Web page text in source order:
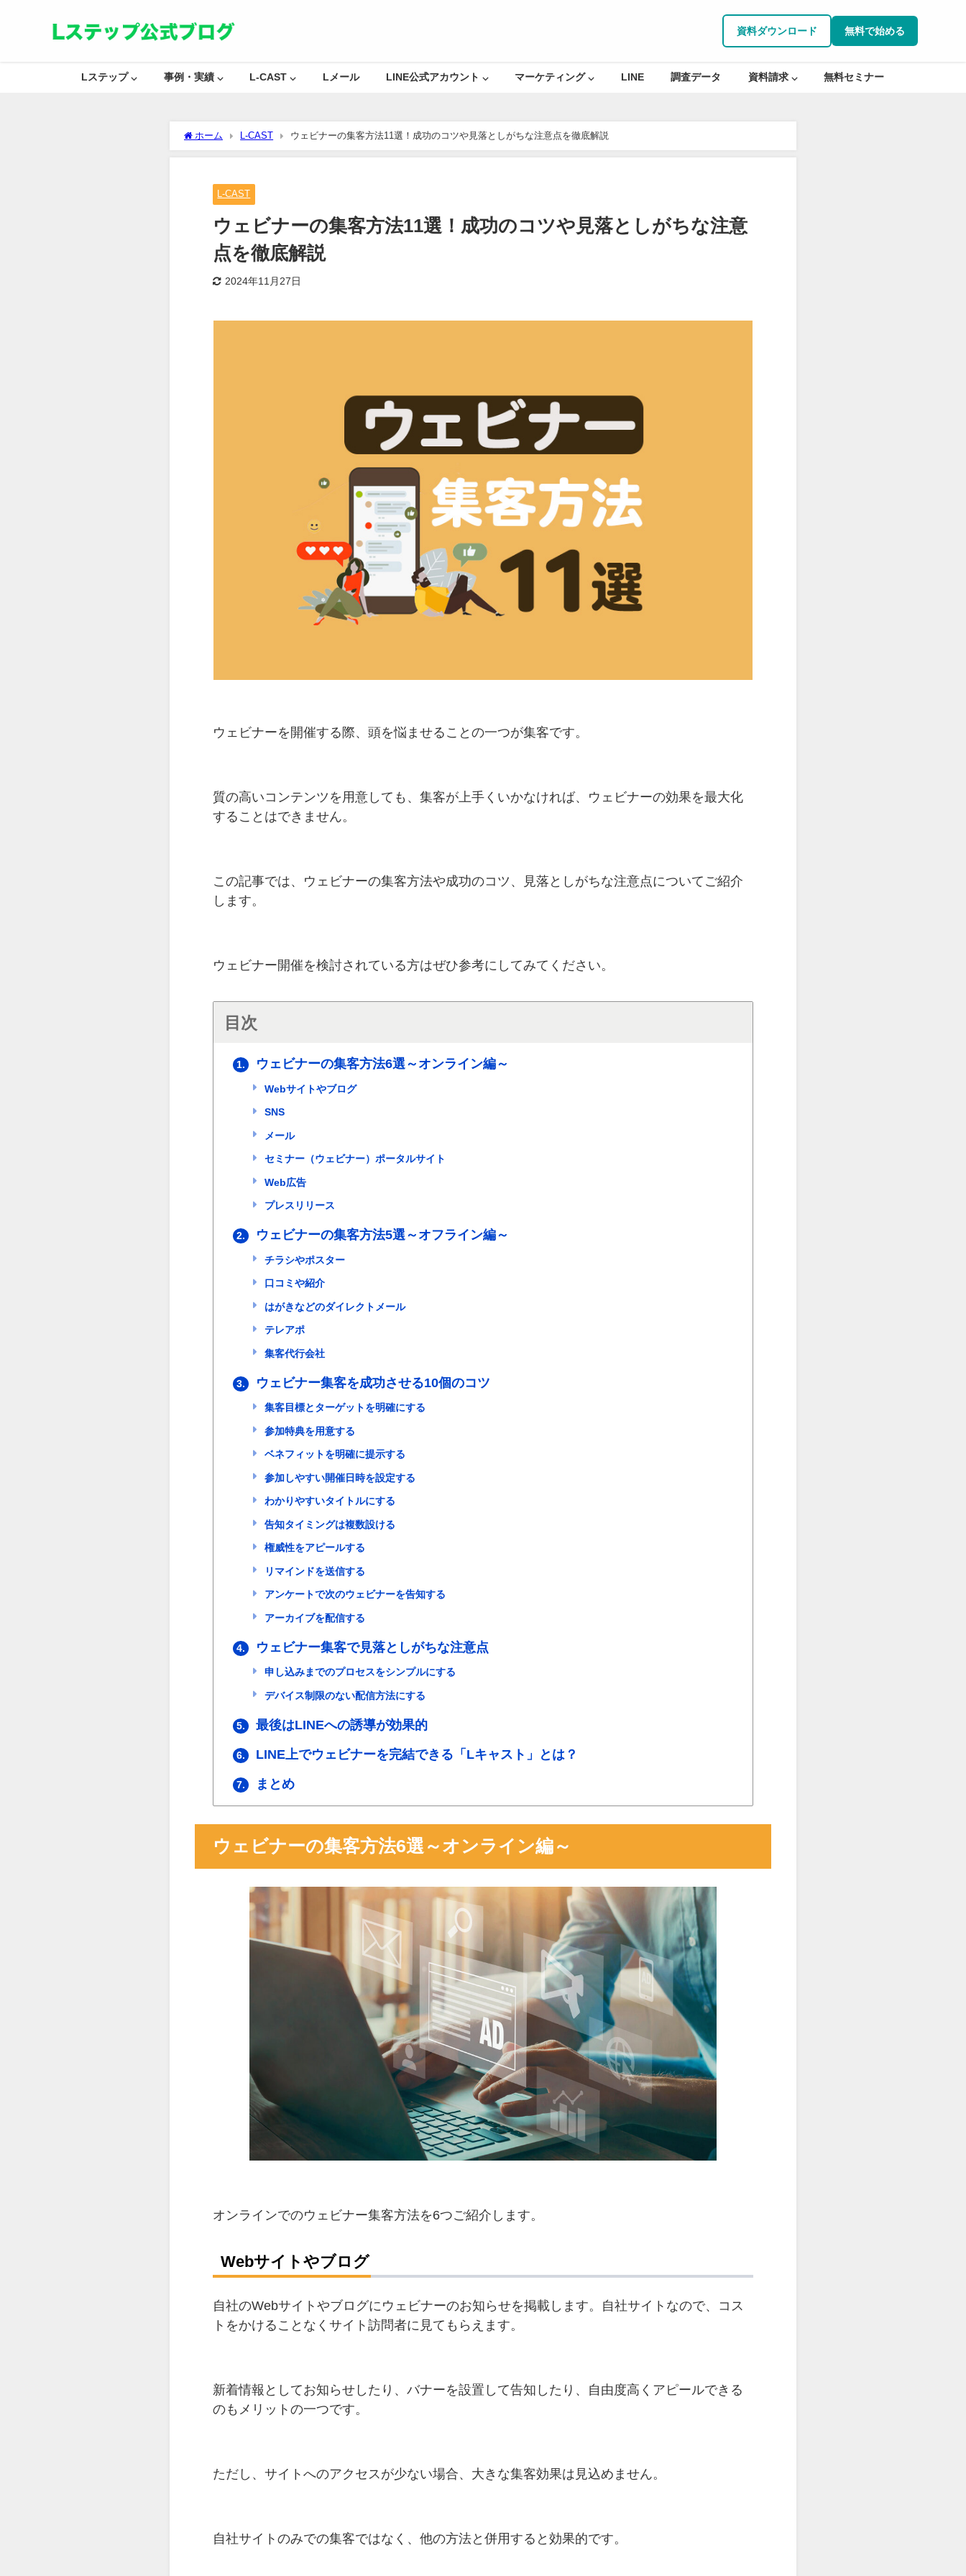
資料ダウンロード 無料で始める
Lステップ ⌵ 事例・実績 ⌵ L-CAST ⌵ Lメール LINE公式アカウント ⌵ マーケティング ⌵ LINE 調査データ 資料請求 ⌵ 無料セミナー
ホーム L-CAST ウェビナーの集客方法11選！成功のコツや見落としがちな注意点を徹底解説
L-CAST
ウェビナーの集客方法11選！成功のコツや見落としがちな注意
点を徹底解説
2024年11月27日
ウェビナーを開催する際、頭を悩ませることの一つが集客です。
質の高いコンテンツを用意しても、集客が上手くいかなければ、ウェビナーの効果を最大化
することはできません。
この記事では、ウェビナーの集客方法や成功のコツ、見落としがちな注意点についてご紹介
します。
ウェビナー開催を検討されている方はぜひ参考にしてみてください。
目次
1. ウェビナーの集客方法6選～オンライン編～
Webサイトやブログ
SNS
メール
セミナー（ウェビナー）ポータルサイト
Web広告
プレスリリース
2. ウェビナーの集客方法5選～オフライン編～
チラシやポスター
口コミや紹介
はがきなどのダイレクトメール
テレアポ
集客代行会社
3. ウェビナー集客を成功させる10個のコツ
集客目標とターゲットを明確にする
参加特典を用意する
ベネフィットを明確に提示する
参加しやすい開催日時を設定する
わかりやすいタイトルにする
告知タイミングは複数設ける
権威性をアピールする
リマインドを送信する
アンケートで次のウェビナーを告知する
アーカイブを配信する
4. ウェビナー集客で見落としがちな注意点
申し込みまでのプロセスをシンプルにする
デバイス制限のない配信方法にする
5. 最後はLINEへの誘導が効果的
6. LINE上でウェビナーを完結できる「Lキャスト」とは？
7. まとめ
ウェビナーの集客方法6選～オンライン編～
オンラインでのウェビナー集客方法を6つご紹介します。
Webサイトやブログ
自社のWebサイトやブログにウェビナーのお知らせを掲載します。自社サイトなので、コス
トをかけることなくサイト訪問者に見てもらえます。
新着情報としてお知らせしたり、バナーを設置して告知したり、自由度高くアピールできる
のもメリットの一つです。
ただし、サイトへのアクセスが少ない場合、大きな集客効果は見込めません。
自社サイトのみでの集客ではなく、他の方法と併用すると効果的です。